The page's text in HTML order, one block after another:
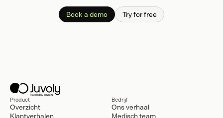
Book a demo Try for free
Product
Overzicht
Bedrijf
Ons verhaal